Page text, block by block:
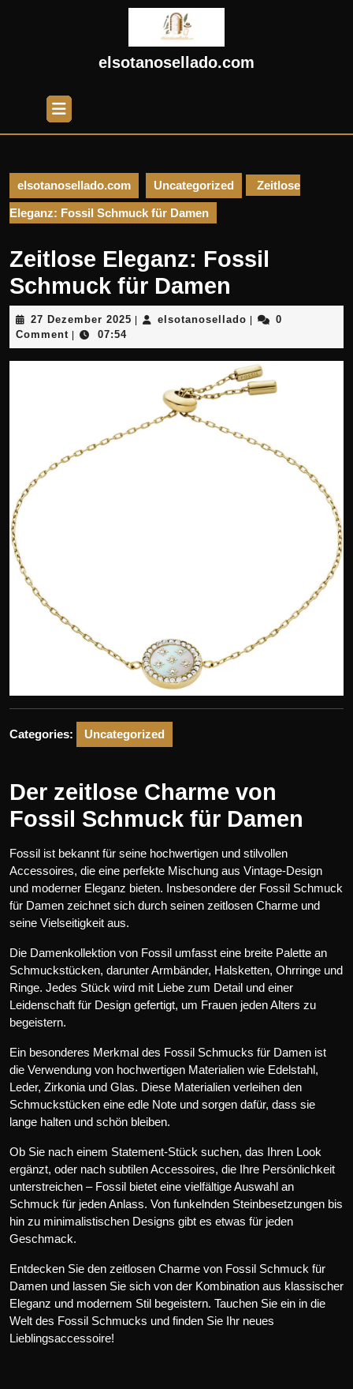
elsotanosellado.com
Open
Button
elsotanosellado.com Uncategorized Zeitlose
Eleganz: Fossil Schmuck für Damen
Zeitlose Eleganz: Fossil
Schmuck für Damen
27 Dezember 2025 27
2025
| elsotanosellado elsotanosellado
|
0
Comment | 07:54
Categories: Uncategorized
Der zeitlose Charme von
Fossil Schmuck für Damen
Fossil ist bekannt für seine hochwertigen und stilvollen
Accessoires, die eine perfekte Mischung aus Vintage-Design
und moderner Eleganz bieten. Insbesondere der Fossil Schmuck
für Damen zeichnet sich durch seinen zeitlosen Charme und
seine Vielseitigkeit aus.
Die Damenkollektion von Fossil umfasst eine breite Palette an
Schmuckstücken, darunter Armbänder, Halsketten, Ohrringe und
Ringe. Jedes Stück wird mit Liebe zum Detail und einer
Leidenschaft für Design gefertigt, um Frauen jeden Alters zu
begeistern.
Ein besonderes Merkmal des Fossil Schmucks für Damen ist
die Verwendung von hochwertigen Materialien wie Edelstahl,
Leder, Zirkonia und Glas. Diese Materialien verleihen den
Schmuckstücken eine edle Note und sorgen dafür, dass sie
lange halten und schön bleiben.
Ob Sie nach einem Statement-Stück suchen, das Ihren Look
ergänzt, oder nach subtilen Accessoires, die Ihre Persönlichkeit
unterstreichen – Fossil bietet eine vielfältige Auswahl an
Schmuck für jeden Anlass. Von funkelnden Steinbesetzungen bis
hin zu minimalistischen Designs gibt es etwas für jeden
Geschmack.
Entdecken Sie den zeitlosen Charme von Fossil Schmuck für
Damen und lassen Sie sich von der Kombination aus klassischer
Eleganz und modernem Stil begeistern. Tauchen Sie ein in die
Welt des Fossil Schmucks und finden Sie Ihr neues
Lieblingsaccessoire!